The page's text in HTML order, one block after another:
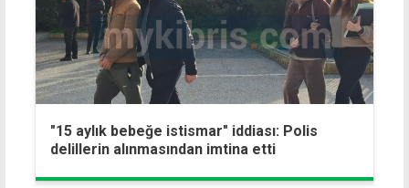
"15 aylık bebeğe istismar" iddiası: Polis
delillerin alınmasından imtina etti